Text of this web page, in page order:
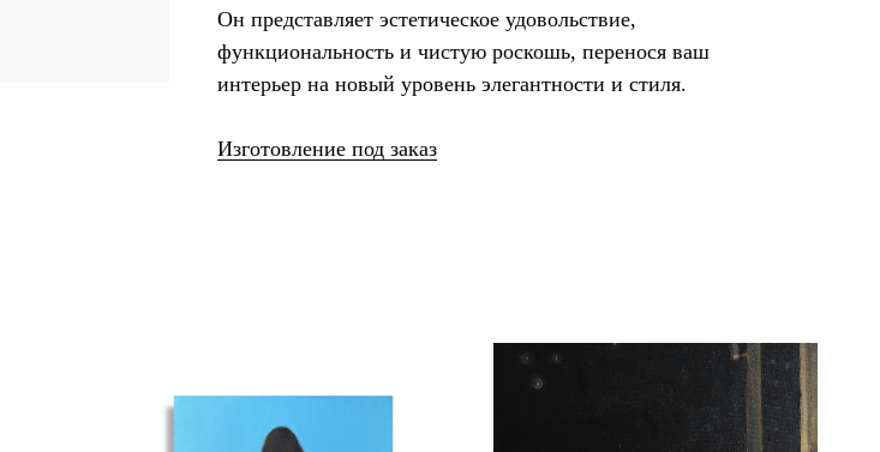
Он представляет эстетическое удовольствие,
функциональность и чистую роскошь, перенося ваш
интерьер на новый уровень элегантности и стиля.
Изготовление под заказ